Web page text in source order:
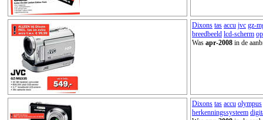
Dixons tas accu jvc gz-
breedbeeld lcd-scherm
Was apr-2008 in de
Dixons tas accu olympus
herkenningssysteem